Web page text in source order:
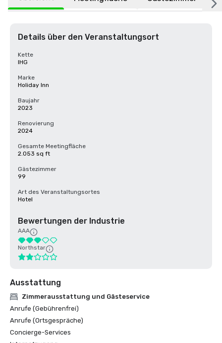
Details über den Veranstaltungsort
Kette
IHG
Marke
Holiday Inn
Baujahr
2023
Renovierung
2024
Gesamte Meetingfläche
2.053 sq ft
Gästezimmer
99
Art des Veranstaltungsortes
Hotel
Bewertungen der Industrie
AAA
Northstar
Ausstattung
Zimmerausstattung und Gästeservice
Anrufe (Gebührenfrei)
Anrufe (Ortsgespräche)
Concierge-Services